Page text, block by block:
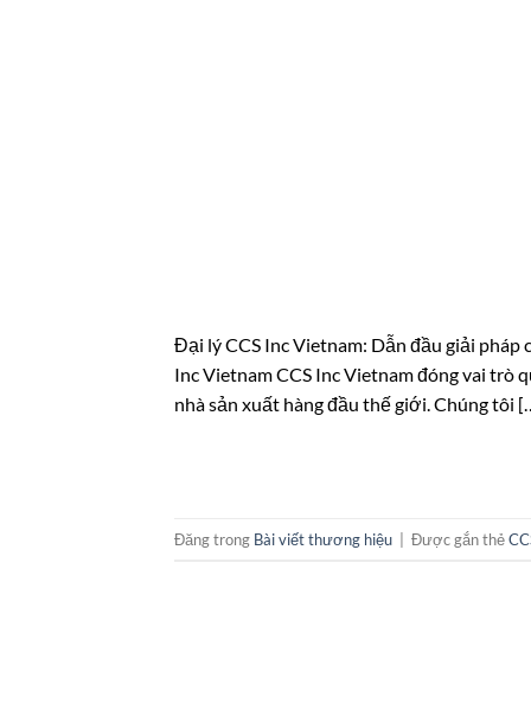
Đại lý CCS Inc Vietnam: Dẫn đầu giải pháp
Inc Vietnam CCS Inc Vietnam đóng vai trò
nhà sản xuất hàng đầu thế giới. Chúng tôi
Đăng trong Bài viết thương hiệu Được gắn thẻ